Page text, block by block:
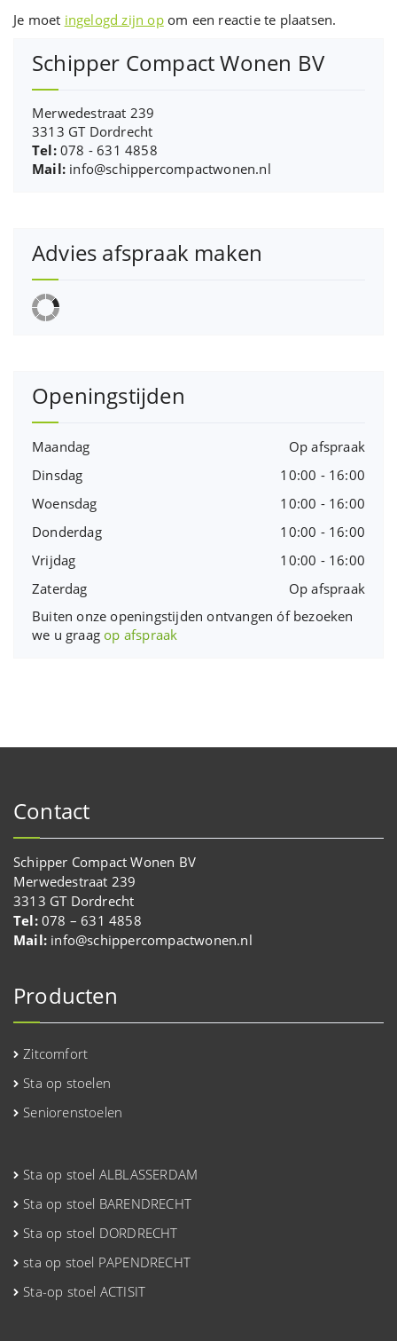
Je moet ingelogd zijn opom een reactie te plaatsen.
Schipper Compact Wonen BV
Merwedestraat 239
3313 GT Dordrecht
Tel:078 - 631 4858
Mail: info@schippercompactwonen.nl
Advies afspraak maken
Openingstijden
Maandag
Op afspraak
Dinsdag
10:00 - 16:00
Woensdag
10:00 - 16:00
Donderdag
10:00 - 16:00
Vrijdag
10:00 - 16:00
Zaterdag
Op afspraak
Buiten onze openingstijden ontvangen óf bezoeken
we u graagop afspraak
Contact
Schipper Compact Wonen BV
Merwedestraat 239
3313 GT Dordrecht
Tel:078 – 631 4858
Mail: info@schippercompactwonen.nl
Producten
Zitcomfort
Sta op stoelen
Seniorenstoelen
Sta op stoel ALBLASSERDAM
Sta op stoel BARENDRECHT
Sta op stoel DORDRECHT
sta op stoel PAPENDRECHT
Sta-op stoel ACTISIT